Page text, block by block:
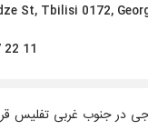
St, Tbilisi 0172,
11
ان جی در جنوب غربی تفلیس